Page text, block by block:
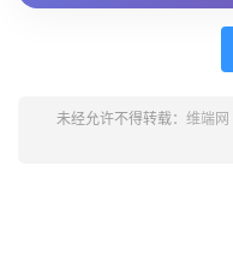
未经允许不得转载： 维端网